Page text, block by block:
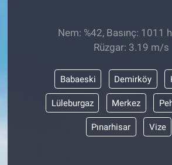
Nem: %42, Basınç: 1011
Rüzgar: 3.19 m/s
Babaeski Demirköy
Lüleburgaz Merkez
Pınarhisar Vize
Bilim ve Teknoloji